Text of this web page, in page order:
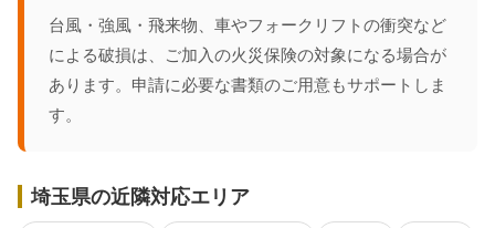
台風・強風・飛来物、車やフォークリフトの衝突など
による破損は、ご加入の火災保険の対象になる場合が
あります。申請に必要な書類のご用意もサポートしま
す。
埼玉県の近隣対応エリア